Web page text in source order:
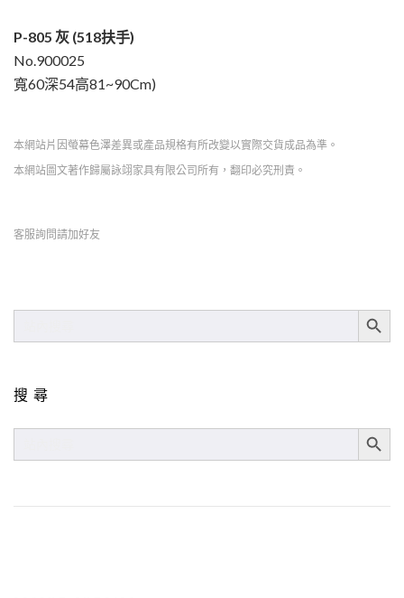
P-805 灰 (518扶手)
No.900025
寬60深54高81~90Cm)
本網站片因螢幕色澤差異或產品規格有所改變以實際交貨成品為準。
本網站圖文著作歸屬詠翊家具有限公司所有，翻印必究刑責。
客服詢問請加好友
SEARCH
SEARCH
搜尋
SEARCH
SEARCH